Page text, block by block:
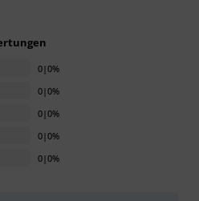
0|0%
0|0%
0|0%
0|0%
0|0%